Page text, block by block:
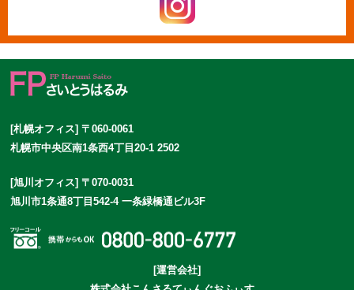
[札幌オフィス] 〒060-0061
札幌市中央区南1条西4丁目20-1 2502
[旭川オフィス] 〒070-0031
旭川市1条通8丁目542-4 一条緑橋通ビル3F
[運営会社]